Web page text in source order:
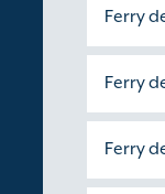
Ferry
Ferry
Ferry